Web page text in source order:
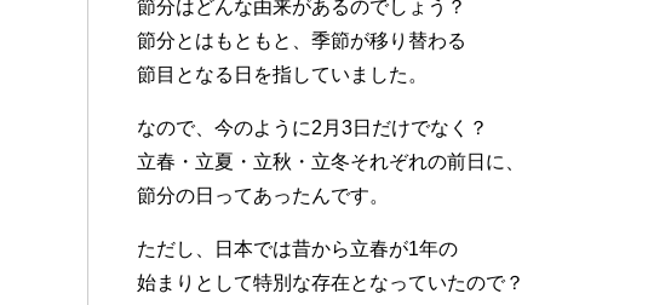
節分はどんな由来があるのでしょう？
節分とはもともと、季節が移り替わる
節目となる日を指していました。
なので、今のように2月3日だけでなく？
立春・立夏・立秋・立冬それぞれの前日に、
節分の日ってあったんです。
ただし、日本では昔から立春が1年の
始まりとして特別な存在となっていたので？